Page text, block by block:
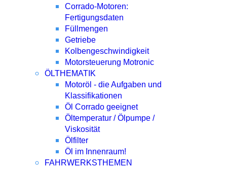
Corrado-Motoren:
Fertigungsdaten
Füllmengen
Getriebe
Kolbengeschwindigkeit
Motorsteuerung Motronic
ÖLTHEMATIK
Motoröl - die Aufgaben und
Klassifikationen
Öl Corrado geeignet
Öltemperatur / Ölpumpe /
Viskosität
Ölfilter
Öl im Innenraum!
FAHRWERKSTHEMEN